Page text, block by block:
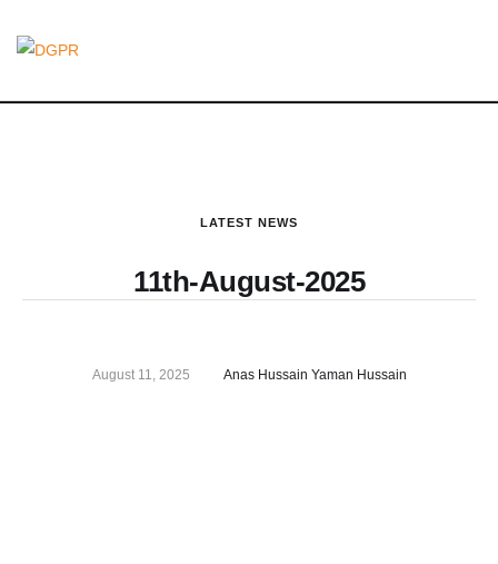
LATEST NEWS
11th-August-2025
August 11, 2025 Anas Hussain Yaman Hussain